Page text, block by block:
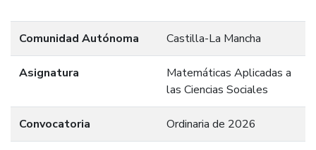
Comunidad Autónoma Castilla-La Mancha
Asignatura
Matemáticas Aplicadas a
las Ciencias Sociales
Convocatoria Ordinaria de 2026